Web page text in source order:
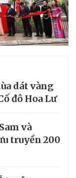
dát vàng
đô Hoa Lư
và
truyền 200